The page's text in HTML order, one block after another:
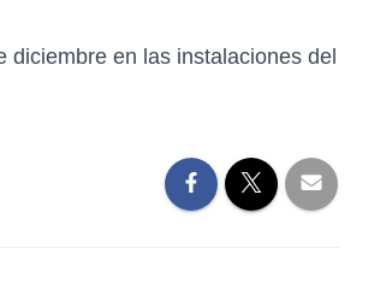
en las instalaciones del